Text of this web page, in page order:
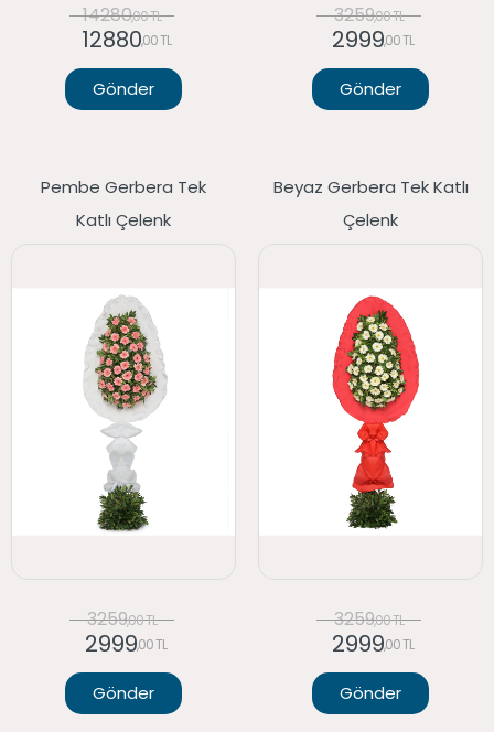
14280,00 TL
12880,00 TL
Gönder
3259,00 TL
2999,00 TL
Gönder
Pembe Gerbera Tek
Katlı Çelenk
3259,00 TL
2999,00 TL
Gönder
Beyaz Gerbera Tek Katlı
Çelenk
3259,00 TL
2999,00 TL
Gönder